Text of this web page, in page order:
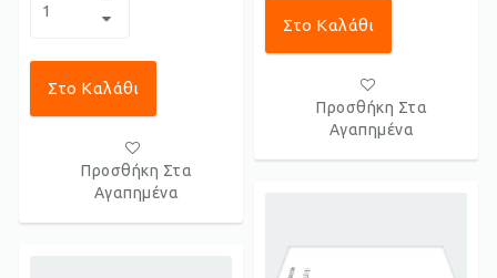
Στο Καλάθι
Προσθήκη Στα
Αγαπημένα
Στο Καλάθι
Προσθήκη Στα
Αγαπημένα